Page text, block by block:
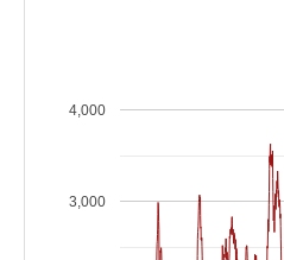
3,000
4,000